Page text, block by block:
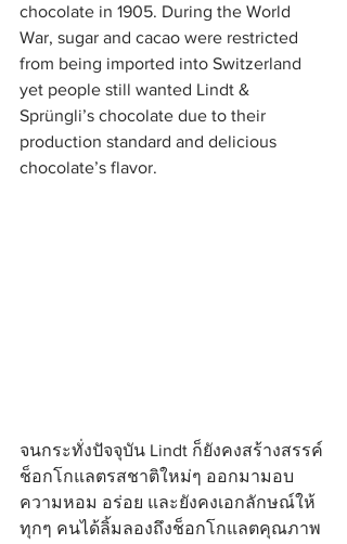
chocolate in 1905. During the World
War, sugar and cacao were restricted
from being imported into Switzerland
yet people still wanted Lindt &
Sprüngli’s chocolate due to their
production standard and delicious
chocolate’s flavor.
จนกระทั่งปัจจุบัน Lindt ก็ยังคงสร้างสรรค์
ช็อกโกแลตรสชาติใหม่ๆ ออกมามอบ
ความหอม อร่อย และยังคงเอกลักษณ์ให้
ทุกๆ คนได้ลิ้มลองถึงช็อกโกแลตคุณภาพ